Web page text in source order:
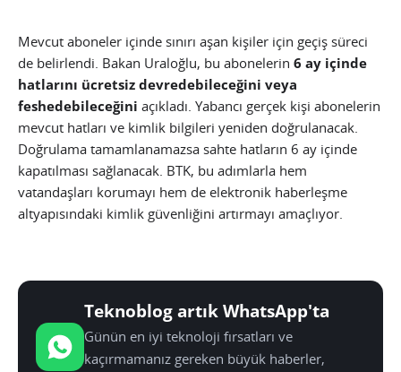
Mevcut aboneler içinde sınırı aşan kişiler için geçiş süreci
de belirlendi. Bakan Uraloğlu, bu abonelerin 6 ay içinde
hatlarını ücretsiz devredebileceğini veya
feshedebileceğini açıkladı. Yabancı gerçek kişi abonelerin
mevcut hatları ve kimlik bilgileri yeniden doğrulanacak.
Doğrulama tamamlanamazsa sahte hatların 6 ay içinde
kapatılması sağlanacak. BTK, bu adımlarla hem
vatandaşları korumayı hem de elektronik haberleşme
altyapısındaki kimlik güvenliğini artırmayı amaçlıyor.
Teknoblog artık WhatsApp'ta
Günün en iyi teknoloji fırsatları ve
kaçırmamanız gereken büyük haberler,